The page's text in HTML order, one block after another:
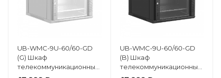
UB-WMC-9U-60/60-GD
(G) Шкаф
телекоммуникационный
настенный 19" 9U,
UB-WMC-9U-60/60-GD
(B) Шкаф
телекоммуникационный
настенный 19" 9U,